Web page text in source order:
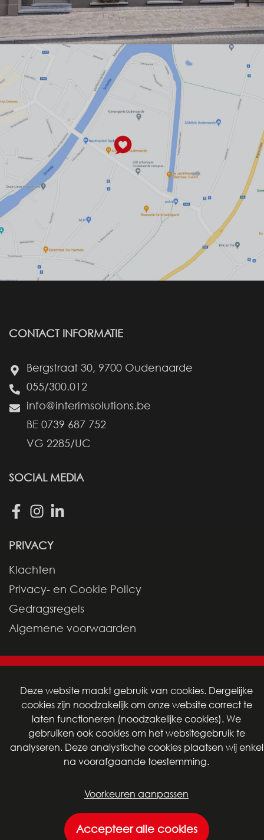
CONTACT INFORMATIE
Bergstraat 30, 9700 Oudenaarde
055/300.012
info@interimsolutions.be
BE 0739 687 752
VG 2285/UC
SOCIAL MEDIA
PRIVACY
Klachten
Privacy- en Cookie Policy
Gedragsregels
Algemene voorwaarden
By Grafica
Deze website maakt gebruik van cookies. Dergelijke
cookies zijn noodzakelijk om onze website correct te
laten functioneren (noodzakelijke cookies). We
gebruiken ook cookies om het websitegebruik te
analyseren. Deze analystische cookies plaatsen wij enkel
na voorafgaande toestemming.
Voorkeuren aanpassen
Accepteer alle cookies